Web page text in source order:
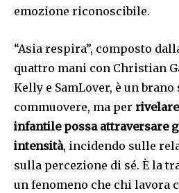
emozione riconoscibile.
“Asia respira”, composto
quattro mani con Christian
Kelly e SamLover, è un
commuovere, ma per
infantile possa attraversare
intensità, incidendo sulle
sulla percezione di sé. È la
un fenomeno che chi lavora